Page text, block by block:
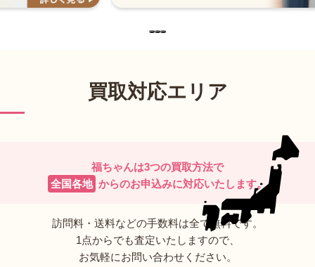
買取対応エリア
福ちゃんは3つの買取方法で
全国各地 からのお申込みに対応いたします。
訪問料・送料などの手数料は全て無料です。
1点からでも査定いたしますので、
お気軽にお問い合わせください。